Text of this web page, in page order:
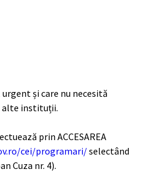
și care nu necesită
alte instituții.
prin ACCESAREA
cei/programari/selectând
Cuza nr. 4).